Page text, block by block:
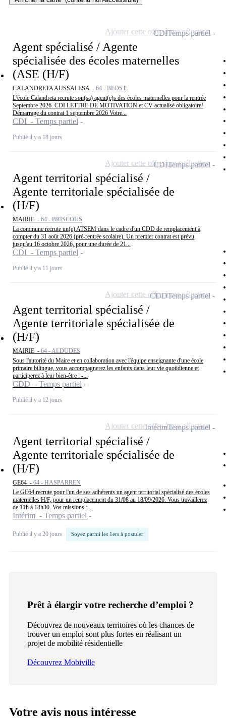
Agent spécialisé / Agente
spécialisée des écoles maternelles
(ASE (H/F)
CALANDRETA AUSSALESA - 64 - BEOST
L'école Calandreta recrute son(sa) agent(e)s des écoles maternelles pour la rentrée
Septembre 2026. CDI LETTRE DE MOTIVATION et CV actualisé obligatoire!
Démarrage du contrat 1 septembre 2026 Votre...
CDI - Temps partiel
Publié il y a 18 jours
CDITemps partiel
Ajouter cette offre à ma sélection
Agent territorial spécialisé /
Agente territoriale spécialisée de
(H/F)
MAIRIE - 64 - BRISCOUS
La commune recrute un(e) ATSEM dans le cadre d'un CDD de remplacement à
compter du 31 août 2026 (pré-rentrée scolaire). Un premier contrat est prévu
jusqu'au 16 octobre 2026, pour une durée de 21...
CDI - Temps partiel
Publié il y a 11 jours
CDITemps partiel
Ajouter cette offre à ma sélection
Agent territorial spécialisé /
Agente territoriale spécialisée de
(H/F)
MAIRIE - 64 - ALDUDES
Sous l'autorité du Maire et en collaboration avec l'équipe enseignante d'une école
primaire bilingue, vous accompagnerez les enfants dans leur vie quotidienne et
participerez à leur bien-être : -...
CDD - Temps partiel
Publié il y a 12 jours
CDDTemps partiel
Ajouter cette offre à ma sélection
Agent territorial spécialisé /
Agente territoriale spécialisée de
(H/F)
GE64 - 64 - HASPARREN
Le GE64 recrute pour l'un de ses adhérents un agent territorial spécialisé des écoles
maternelles H/F, pour un remplacement du 31/08 au 18/09/2026. Vous travaillerez
de 11h à 18h30. Vos missions :...
Intérim - Temps partiel
Publié il y a 20 jours Soyez parmi les 1ers à postuler
IntérimTemps partiel
Ajouter cette offre à ma sélection
Prêt à élargir votre recherche d’emploi ?
Découvrez de nouveaux territoires où les chances de
trouver un emploi sont plus fortes en réalisant un
projet de mobilité résidentielle
Découvrez Mobiville
Votre avis nous intéresse